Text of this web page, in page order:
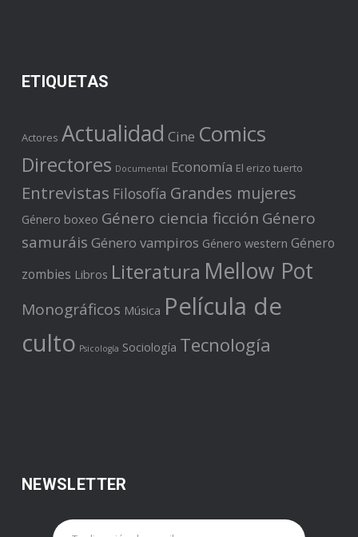
ETIQUETAS
Actores Actualidad Cine Comics
Directores Documental Economía El erizo tuerto
Entrevistas Filosofía Grandes mujeres
Género boxeo Género ciencia ficción Género
samuráis Género vampiros Género western Género
zombies Libros Literatura Mellow Pot
Monográficos Música Película de
culto Psicología Sociología Tecnología
NEWSLETTER